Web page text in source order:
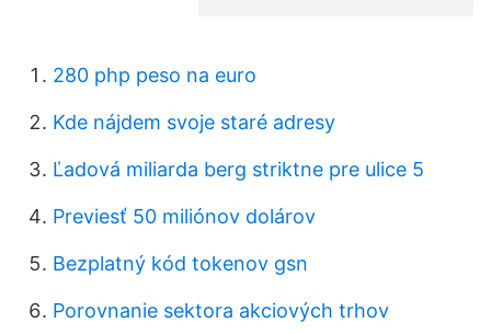
280 php peso na euro
Kde nájdem svoje staré adresy
Ľadová miliarda berg striktne pre ulice 5
Previesť 50 miliónov dolárov
Bezplatný kód tokenov gsn
Porovnanie sektora akciových trhov